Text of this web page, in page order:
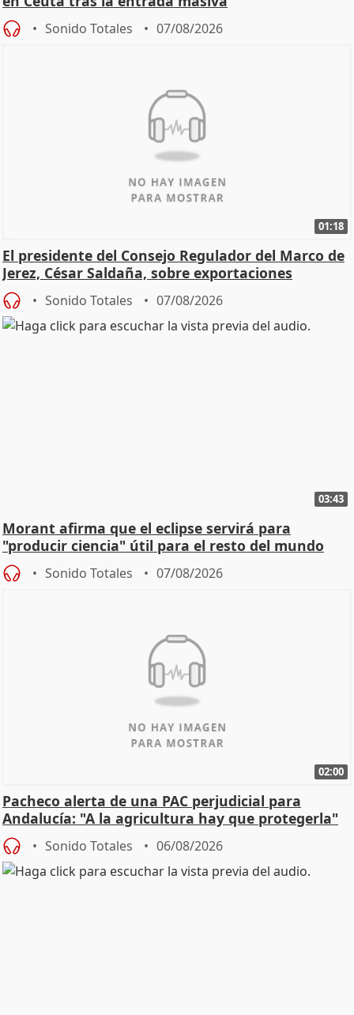
Sonido Totales 07/08/2026
01:18
El presidente del Consejo Regulador del Marco de
Jerez, César Saldaña, sobre exportaciones
Sonido Totales 07/08/2026
03:43
Morant afirma que el eclipse servirá para
"producir ciencia" útil para el resto del mundo
Sonido Totales 07/08/2026
02:00
Pacheco alerta de una PAC perjudicial para
Andalucía: "A la agricultura hay que protegerla"
Sonido Totales 06/08/2026